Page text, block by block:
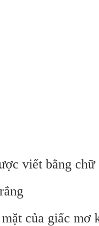
viết bằng chữ
của giấc mơ